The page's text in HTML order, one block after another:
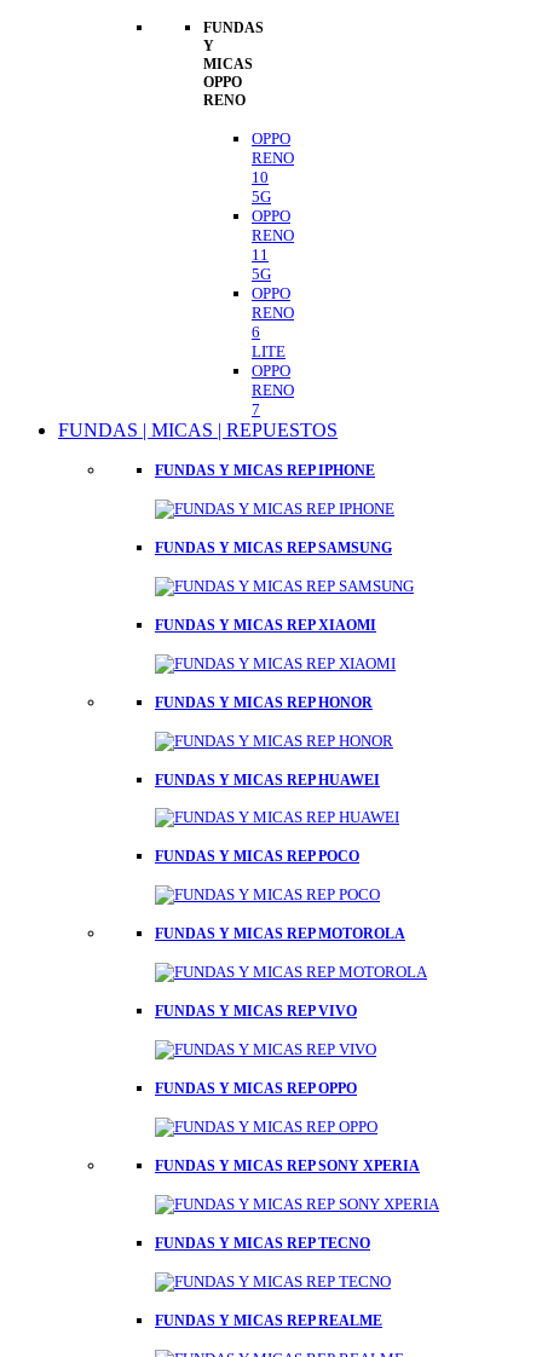
FUNDAS
Y
MICAS
OPPO
RENO
OPPO
RENO
10
5G
OPPO
RENO
11
5G
OPPO
RENO
6
LITE
OPPO
RENO
7
FUNDAS | MICAS | REPUESTOS
FUNDAS Y MICAS REP IPHONE
FUNDAS Y MICAS REP SAMSUNG
FUNDAS Y MICAS REP XIAOMI
FUNDAS Y MICAS REP HONOR
FUNDAS Y MICAS REP HUAWEI
FUNDAS Y MICAS REP POCO
FUNDAS Y MICAS REP MOTOROLA
FUNDAS Y MICAS REP VIVO
FUNDAS Y MICAS REP OPPO
FUNDAS Y MICAS REP SONY XPERIA
FUNDAS Y MICAS REP TECNO
FUNDAS Y MICAS REP REALME